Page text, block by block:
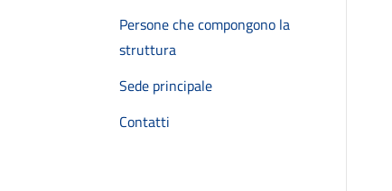
Persone che compongono la
struttura
Sede principale
Contatti